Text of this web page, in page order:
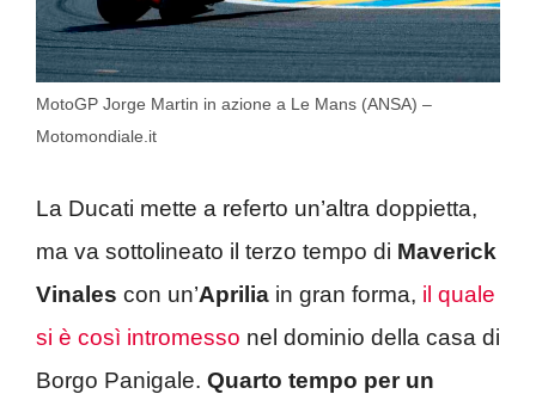
MotoGP Jorge Martin in azione a Le Mans (ANSA) –
Motomondiale.it
La Ducati mette a referto un’altra doppietta,
ma va sottolineato il terzo tempo di Maverick
Vinales con un’Aprilia in gran forma, il quale
si è così intromesso nel dominio della casa di
Borgo Panigale. Quarto tempo per un